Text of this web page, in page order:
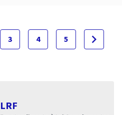
3 4 5 navigate_next
LRF